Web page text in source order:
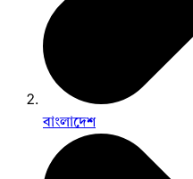
বাংলাদেশ